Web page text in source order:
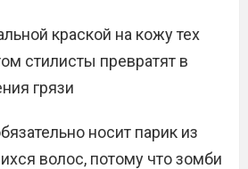
краской на кожу тех
стилисты превратят в
грязи
носит парик из
волос, потому что зомби